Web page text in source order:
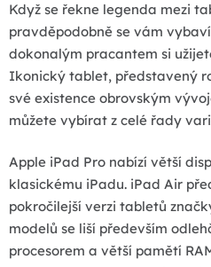
v
k
y
v
ý
i
s
u
á
n
í
Když se řekne legenda mezi
pravděpodobně se vám
dokonalým pracantem si
Ikonický tablet, představený
své existence obrovským
můžete vybírat z celé řady
Apple iPad Pro nabízí větší
klasickému iPadu. iPad Air
pokročilejší verzi tabletů
modelů se liší především
procesorem a větší pamětí